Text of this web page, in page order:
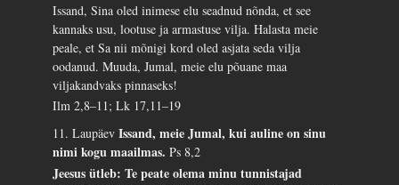
Issand, Sina oled inimese elu seadnud nõnda, et see
kannaks usu, lootuse ja armastuse vilja. Halasta meie
peale, et Sa nii mõnigi kord oled asjata seda vilja
oodanud. Muuda, Jumal, meie elu põuane maa
viljakandvaks pinnaseks!
Ilm 2,8–11; Lk 17,11–19
11. LaupäevIssand, meie Jumal, kui auline on sinu
nimi kogu maailmas.Ps 8,2
Jeesus ütleb: Te peate olema minu tunnistajad